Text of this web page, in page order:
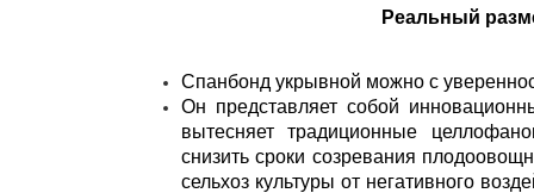
Реальный
Спанбонд укрывной можно с
Он представляет собой
вытесняет традиционные
снизить сроки созревания
сельхоз культуры от негативного